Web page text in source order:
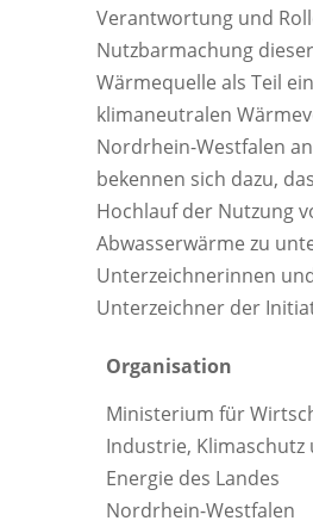
Verantwortung und
Nutzbarmachung dieser
Wärmequelle als Teil
klimaneutralen
Nordrhein-Westfalen
bekennen sich dazu,
Hochlauf der Nutzung
Abwasserwärme zu
Unterzeichnerinnen
Unterzeichner der
Organisation
Ministerium für
Industrie, Klimaschutz
Energie des Landes
Nordrhein-Westfalen